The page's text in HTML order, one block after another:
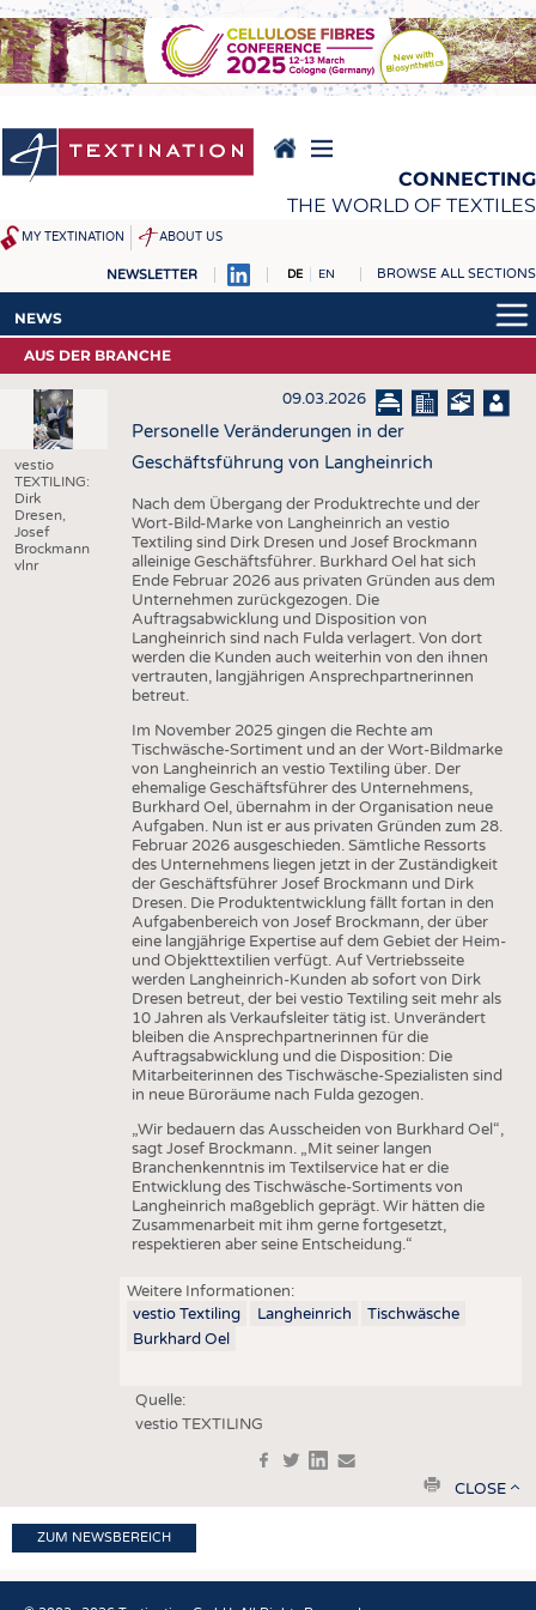
Direkt
zum
Inhalt
CONNECTING
THE WORLD OF TEXTILES
MY TEXTINATION ABOUT US
NEWSLETTER DE EN BROWSE ALL SECTIONS
NEWS
AKTUELLES
KLARTEXT BY TEXTINATION
TEXTILE LEADERSHIP
TEXCAMPUS
ROHSTOFFE
FASERN
GARNE
GESTRICKE & GEWIRKE
TEXTILMASCHINENBAU
NACHHALTIGKEIT
KREISLAUFWIRTSCHAFT
TECHNISCHE TEXTILIEN
SMART TEXTILES
HAUS- UND HEIMTEXTILIEN
JOBS
STELLENMARKT
KRÜGER PERSONAL
HEADHUNTING
PRAKTIKA & AUSBILDUNGEN
DTV AUSSCHREIBUNGSDIENST
FAKTEN
STATISTICS
ADRESSEN & LINKS
PUBLIKATIONEN
NEWS
AKTUELLES
KLARTEXT BY TEXTINATION
AUS DER BRANCHE
vestio
TEXTILING:
Dirk
Dresen,
Josef
Brockmann
vlnr
09.03.2026
Personelle Veränderungen in der
Geschäftsführung von Langheinrich
Nach dem Übergang der Produktrechte und der
Wort-Bild-Marke von Langheinrich an vestio
Textiling sind Dirk Dresen und Josef Brockmann
alleinige Geschäftsführer. Burkhard Oel hat sich
Ende Februar 2026 aus privaten Gründen aus dem
Unternehmen zurückgezogen. Die
Auftragsabwicklung und Disposition von
Langheinrich sind nach Fulda verlagert. Von dort
werden die Kunden auch weiterhin von den ihnen
vertrauten, langjährigen Ansprechpartnerinnen
betreut.
Im November 2025 gingen die Rechte am
Tischwäsche-Sortiment und an der Wort-Bildmarke
von Langheinrich an vestio Textiling über. Der
ehemalige Geschäftsführer des Unternehmens,
Burkhard Oel, übernahm in der Organisation neue
Aufgaben. Nun ist er aus privaten Gründen zum 28.
Februar 2026 ausgeschieden. Sämtliche Ressorts
des Unternehmens liegen jetzt in der Zuständigkeit
der Geschäftsführer Josef Brockmann und Dirk
Dresen. Die Produktentwicklung fällt fortan in den
Aufgabenbereich von Josef Brockmann, der über
eine langjährige Expertise auf dem Gebiet der Heim-
und Objekttextilien verfügt. Auf Vertriebsseite
werden Langheinrich-Kunden ab sofort von Dirk
Dresen betreut, der bei vestio Textiling seit mehr als
10 Jahren als Verkaufsleiter tätig ist. Unverändert
bleiben die Ansprechpartnerinnen für die
Auftragsabwicklung und die Disposition: Die
Mitarbeiterinnen des Tischwäsche-Spezialisten sind
in neue Büroräume nach Fulda gezogen.
„Wir bedauern das Ausscheiden von Burkhard Oel“,
sagt Josef Brockmann. „Mit seiner langen
Branchenkenntnis im Textilservice hat er die
Entwicklung des Tischwäsche-Sortiments von
Langheinrich maßgeblich geprägt. Wir hätten die
Zusammenarbeit mit ihm gerne fortgesetzt,
respektieren aber seine Entscheidung.“
Weitere Informationen:
vestio Textiling
Langheinrich
Tischwäsche
Burkhard Oel
Quelle:
vestio TEXTILING
in
print
CLOSE
ZUM NEWSBEREICH